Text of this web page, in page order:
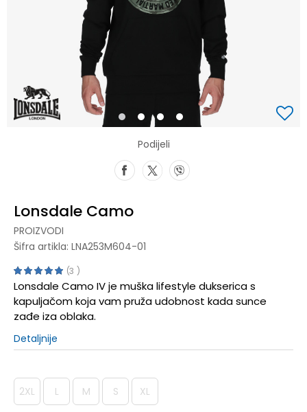
1 2 3 4
Podijeli
Lonsdale Camo
PROIZVODI
Šifra artikla: LNA253M604-01
3
Lonsdale Camo IV je muška lifestyle dukserica s
kapuljačom koja vam pruža udobnost kada sunce
zađe iza oblaka.
Detaljnije
2XL L M S XL